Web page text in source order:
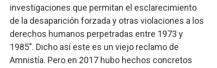
investigaciones que permitan el esclarecimiento
de la desaparición forzada y otras violaciones a los
derechos humanos perpetradas entre 1973 y
1985". Dicho así este es un viejo reclamo de
Amnistía. Pero en 2017 hubo hechos concretos